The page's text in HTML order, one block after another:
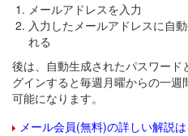
メールアドレスを入力
入力したメールアドレスに自
れる
後は、自動生成されたパスワード
グインすると毎週月曜からの一
可能になります。
メール会員(無料)の詳しい解説